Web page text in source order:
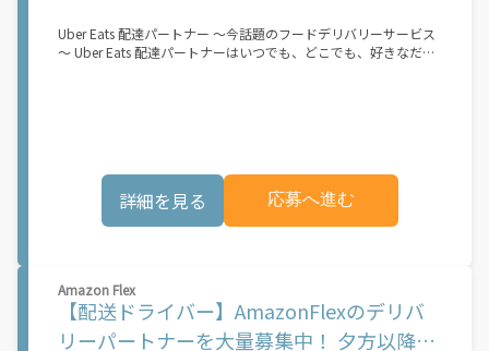
ださい。
Uber Eats 配達パートナー ～今話題のフードデリバリーサービス
～ Uber Eats 配達パートナーはいつでも、どこでも、好きなだけ
くても問題ありません！ ★自分の自転車・原付バイク(125cc以
下)・軽貨物車両でOK！ ★私服でOK！ ＼万がイチという時も安
心！事故の時は安心の傷害補償！／ 必要なのは【自転車】と【ス
\"\"がいつでも 好きな時間＝稼ぐ時間に！ 家事や授業、サークル
活動など忙しいからこそ、空いた時間を有効活用！自分にあった
スタイルで稼働できます。 「休日に１時間だけ…！」 「予定がな
詳細を見る 応募へ進む
Amazon Flex
【配送ドライバー】AmazonFlexのデリバ
リーパートナーを大量募集中！ 夕方以降４